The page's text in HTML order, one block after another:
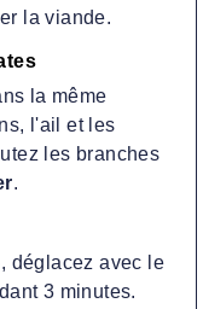
la viande.
la même
l'ail et les
les branches
.
déglacez avec le
3 minutes.